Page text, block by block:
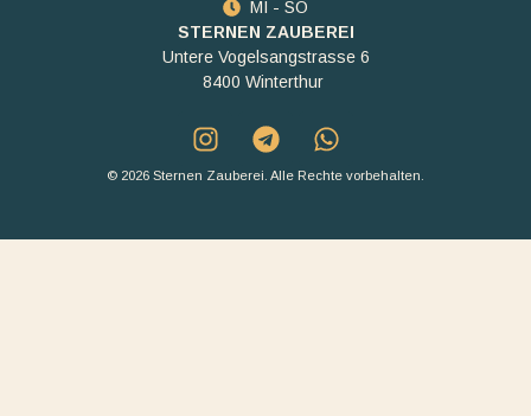
MI - SO
STERNEN ZAUBEREI
Untere Vogelsangstrasse 6
8400 Winterthur
© 2026 Sternen Zauberei. Alle Rechte vorbehalten.